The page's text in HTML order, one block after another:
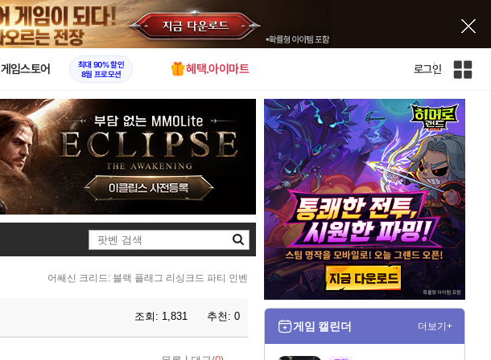
X
게임스토어
최대 90% 할인
8월 프로모션
혜택.아이마트 로그인
인
전
이
트
맵
검
어쌔신 크리드: 블랙 플래그 리싱크드 파티 인벤
조회: 1,831 추천: 0
게임 캘린더 더보기+